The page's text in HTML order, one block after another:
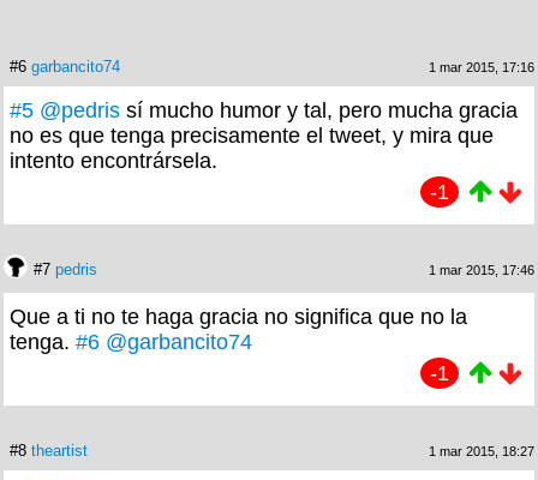
#6 garbancito74 1 mar 2015, 17:16
#5 @pedris sí mucho humor y tal, pero mucha gracia
no es que tenga precisamente el tweet, y mira que
intento encontrársela.
-1
#7 pedris 1 mar 2015, 17:46
Que a ti no te haga gracia no significa que no la
tenga. #6 @garbancito74
-1
#8 theartist 1 mar 2015, 18:27